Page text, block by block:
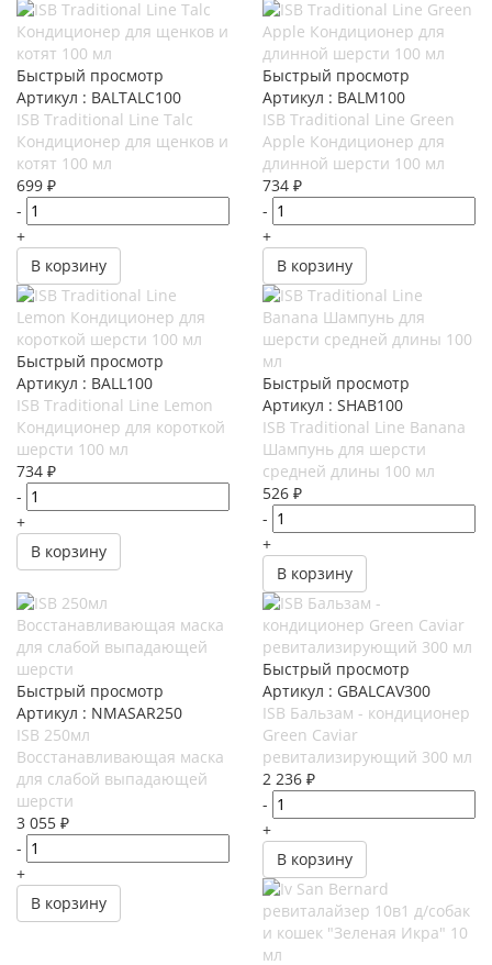
Быстрый просмотр
Артикул : BALTALC100
ISB Traditional Line Talc
Кондиционер для щенков и
котят 100 мл
699 ₽
-
+
В корзину
Быстрый просмотр
Артикул : BALM100
ISB Traditional Line Green
Apple Кондиционер для
длинной шерсти 100 мл
734 ₽
-
+
В корзину
Быстрый просмотр
Артикул : BALL100
ISB Traditional Line Lemon
Кондиционер для короткой
шерсти 100 мл
734 ₽
-
+
В корзину
Быстрый просмотр
Артикул : SHAB100
ISB Traditional Line Banana
Шампунь для шерсти
средней длины 100 мл
526 ₽
-
+
В корзину
Быстрый просмотр
Артикул : NMASAR250
ISB 250мл
Восстанавливающая маска
для слабой выпадающей
шерсти
3 055 ₽
-
+
В корзину
Быстрый просмотр
Артикул : GBALCAV300
ISB Бальзам - кондиционер
Green Caviar
ревитализирующий 300 мл
2 236 ₽
-
+
В корзину